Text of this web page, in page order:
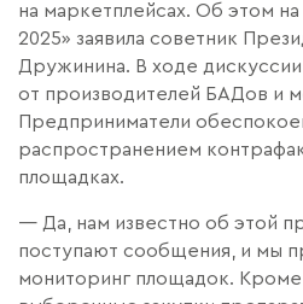
на маркетплейсах. Об этом
2025» заявила советник
Дружинина. В ходе
от производителей БАДов и
Предприниматели
распространением
площадках.
— Да, нам известно об этой
поступают сообщения, и мы
мониторинг площадок. Кроме